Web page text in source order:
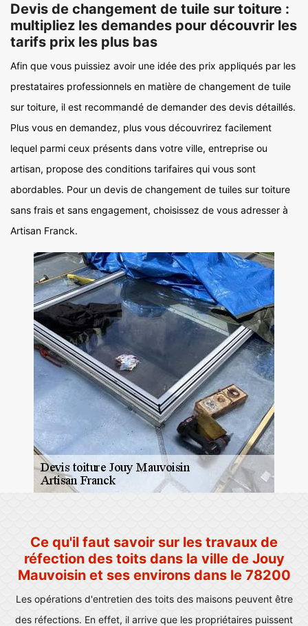
Devis de changement de tuile sur toiture :
multipliez les demandes pour découvrir les
tarifs prix les plus bas
Afin que vous puissiez avoir une idée des prix appliqués par les
prestataires professionnels en matière de changement de tuile
sur toiture, il est recommandé de demander des devis détaillés.
Plus vous en demandez, plus vous découvrirez facilement
lequel parmi ceux présents dans votre ville, entreprise ou
artisan, propose des conditions tarifaires qui vous sont
abordables. Pour un devis de changement de tuiles sur toiture
sans frais et sans engagement, choisissez de vous adresser à
Artisan Franck.
Ce qu'il faut savoir sur les travaux de
réfection des toits dans la ville de Jouy
Mauvoisin et ses environs dans le 78200
Les opérations d'entretien des toits des maisons peuvent être
des réfections. En effet, il arrive que les propriétaires puissent